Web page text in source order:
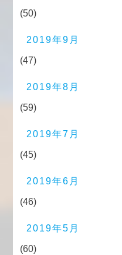
(50)
2019年9月
(47)
2019年8月
(59)
2019年7月
(45)
2019年6月
(46)
2019年5月
(60)